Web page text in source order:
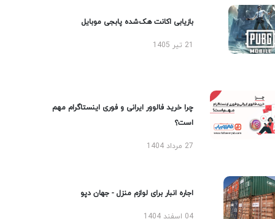
بازیابی اکانت هک‌شده پابجی موبایل
چرا خرید فالوور ایرانی و فوری اینستاگرام مهم
است؟
27 مرداد 1404
اجاره انبار برای لوازم منزل - جهان دپو
04 اسفند 1404